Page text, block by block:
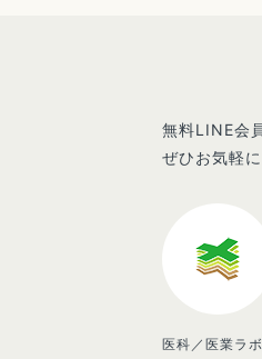
無料LINE会
ぜひお気軽
医科／医業ラボ